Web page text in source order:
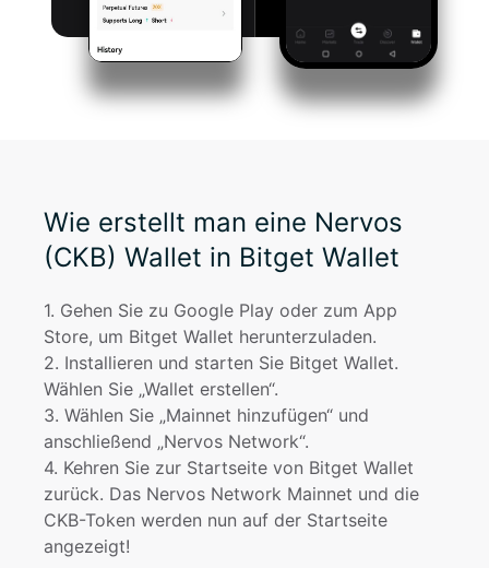
Wie erstellt man eine Nervos
(CKB) Wallet in Bitget Wallet
1. Gehen Sie zu Google Play oder zum App
Store, um Bitget Wallet herunterzuladen.
2. Installieren und starten Sie Bitget Wallet.
Wählen Sie „Wallet erstellen“.
3. Wählen Sie „Mainnet hinzufügen“ und
anschließend „Nervos Network“.
4. Kehren Sie zur Startseite von Bitget Wallet
zurück. Das Nervos Network Mainnet und die
CKB-Token werden nun auf der Startseite
angezeigt!